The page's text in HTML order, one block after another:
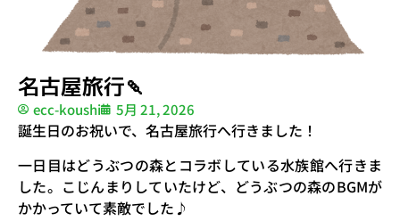
名古屋旅行🍡
ecc-koushi 5月 21, 2026
誕生日のお祝いで、名古屋旅行へ行きました！
一日目はどうぶつの森とコラボしている水族館へ行きま
した。こじんまりしていたけど、どうぶつの森のBGMが
かかっていて素敵でした♪